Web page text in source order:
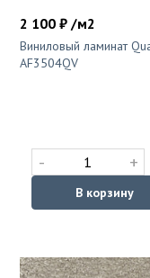
2 100 ₽ /м2
Виниловый ламинат
AF3504QV
- +
В корзину